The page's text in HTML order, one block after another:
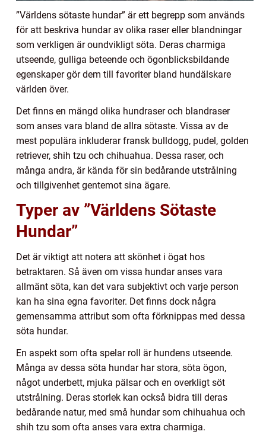
”Världens sötaste hundar” är ett begrepp som används
för att beskriva hundar av olika raser eller blandningar
som verkligen är oundvikligt söta. Deras charmiga
utseende, gulliga beteende och ögonblicksbildande
egenskaper gör dem till favoriter bland hundälskare
världen över.
Det finns en mängd olika hundraser och blandraser
som anses vara bland de allra sötaste. Vissa av de
mest populära inkluderar fransk bulldogg, pudel, golden
retriever, shih tzu och chihuahua. Dessa raser, och
många andra, är kända för sin bedårande utstrålning
och tillgivenhet gentemot sina ägare.
Typer av ”Världens Sötaste
Hundar”
Det är viktigt att notera att skönhet i ögat hos
betraktaren. Så även om vissa hundar anses vara
allmänt söta, kan det vara subjektivt och varje person
kan ha sina egna favoriter. Det finns dock några
gemensamma attribut som ofta förknippas med dessa
söta hundar.
En aspekt som ofta spelar roll är hundens utseende.
Många av dessa söta hundar har stora, söta ögon,
något underbett, mjuka pälsar och en overkligt söt
utstrålning. Deras storlek kan också bidra till deras
bedårande natur, med små hundar som chihuahua och
shih tzu som ofta anses vara extra charmiga.